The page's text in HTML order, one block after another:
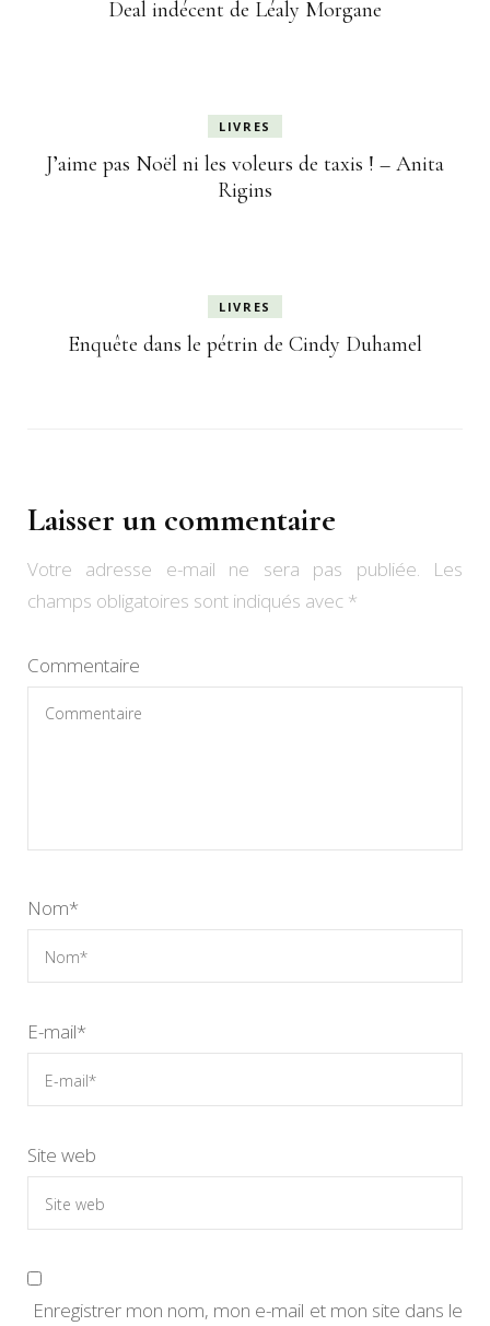
Deal indécent de Léaly Morgane
LIVRES
J’aime pas Noël ni les voleurs de taxis ! – Anita
Rigins
LIVRES
Enquête dans le pétrin de Cindy Duhamel
Laisser un commentaire
Votre adresse e-mail ne sera pas publiée.
Les
champs obligatoires sont indiqués avec *
Commentaire
Nom*
E-mail*
Site web
Enregistrer mon nom, mon e-mail et mon site dans le